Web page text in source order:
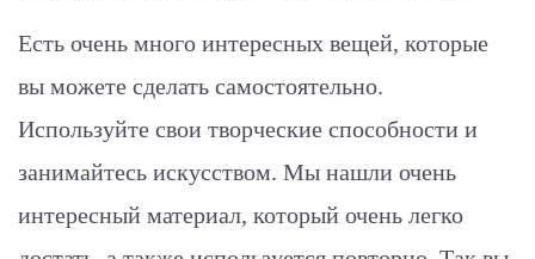
Есть очень много интересных вещей, которые
вы можете сделать самостоятельно.
Используйте свои творческие способности и
занимайтесь искусством. Мы нашли очень
интересный материал, который очень легко